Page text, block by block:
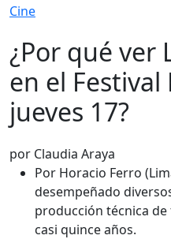
Cine
¿Por qué ver
en el Festival
jueves 17?
por Claudia Araya
Por Horacio Ferro
desempeñado
producción técnica de
casi quince años.